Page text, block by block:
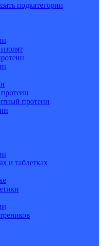
подкатегории
протеин
и таблетках